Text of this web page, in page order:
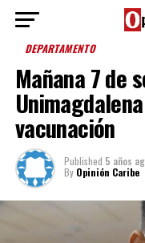
DEPARTAMENTO
Mañana 7 de
vacunación
Published 5 años
By Opinión Caribe